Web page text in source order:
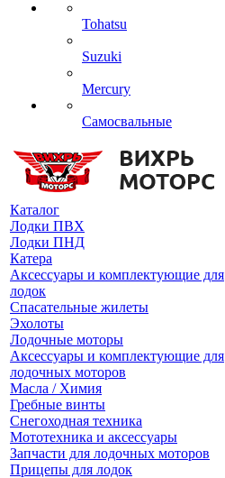
Tohatsu
Suzuki
Mercury
Самосвальные
Каталог
Лодки ПВХ
Лодки ПНД
Катера
Аксессуары и комплектующие для
лодок
Спасательные жилеты
Эхолоты
Лодочные моторы
Аксессуары и комплектующие для
лодочных моторов
Масла / Химия
Гребные винты
Снегоходная техника
Мототехника и аксессуары
Запчасти для лодочных моторов
Прицепы для лодок